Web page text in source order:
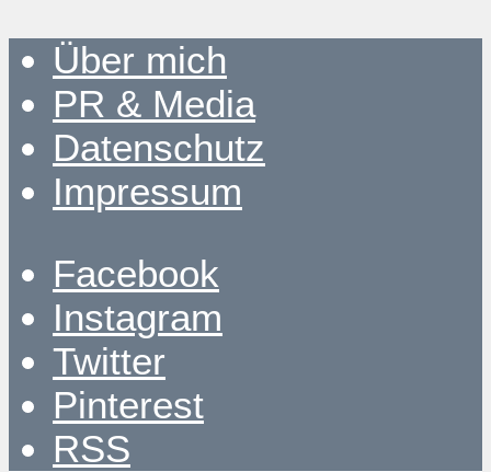
Über mich
PR & Media
Datenschutz
Impressum
Facebook
Instagram
Twitter
Pinterest
RSS